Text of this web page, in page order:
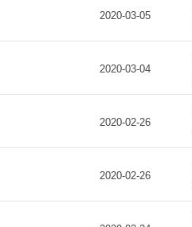
2020-03-05
2020-03-04
2020-02-26
2020-02-26